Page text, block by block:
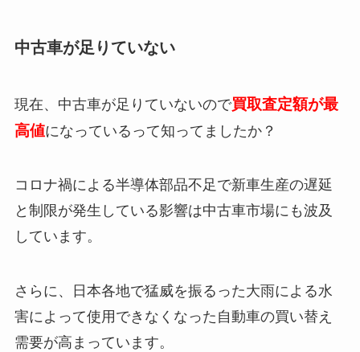
中古車が足りていない
現在、中古車が足りていないので買取査定額が最
高値になっているって知ってましたか？
コロナ禍による半導体部品不足で新車生産の遅延
と制限が発生している影響は中古車市場にも波及
しています。
さらに、日本各地で猛威を振るった大雨による水
害によって使用できなくなった自動車の買い替え
需要が高まっています。